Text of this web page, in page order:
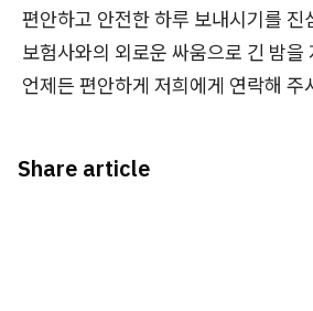
편안하고 안전한 하루 보내시기를 진
보험사와의 외로운 싸움으로 긴 밤을
언제든 편안하게 저희에게 연락해 주
Share article